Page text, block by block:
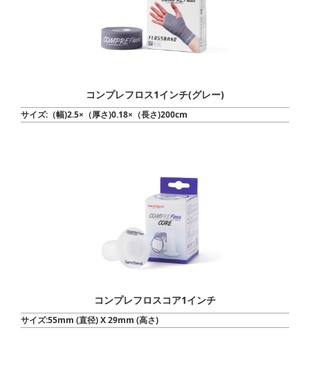
コンプレフロス1インチ(グレー)
サイズ:（幅)2.5×（厚さ)0.18×（長さ)200cm
コンプレフロスコア1インチ
サイズ:55mm (直径) X 29mm (高さ)